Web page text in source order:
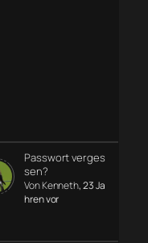
Passwort verges
sen?
Von Kenneth, 23 Ja
hren vor